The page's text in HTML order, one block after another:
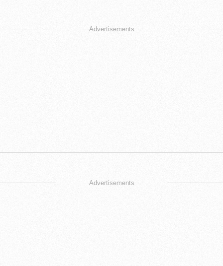
Advertisements
Advertisements